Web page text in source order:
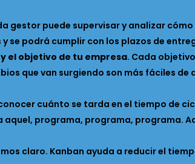
gestor puede supervisar y analizar
se podrá cumplir con los plazos de
el objetivo de tu empresa. Cada
que van surgiendo son más fáciles de
cuánto se tarda en el tiempo de
programa, programa, programa.
claro. Kanban ayuda a reducir el